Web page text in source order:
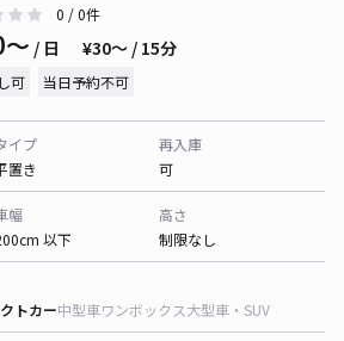
0 / 0件
/ 日 ¥30〜 / 15分
可 当日予約不可
イプ
置き
再入庫
可
幅
以下
高さ
制限なし
トカー中型車ワンボックス大型車・SUV